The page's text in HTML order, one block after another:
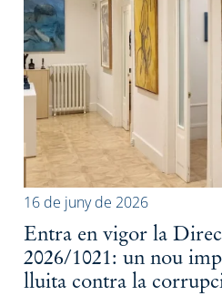
16 de juny de 2026
Entra en vigor la
2026/1021: un nou
lluita contra la